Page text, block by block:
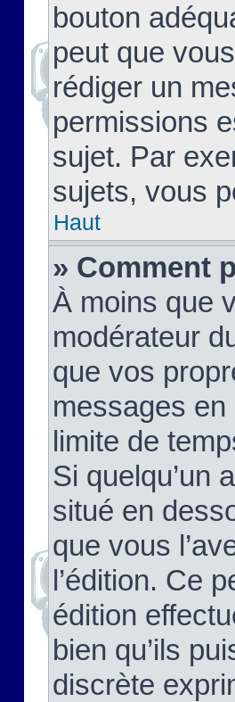
bouton
peut que
rédiger un
permissions
sujet. Par
sujets, vous
Haut
» Comment
À moins que
modérateur
que vos
messages
limite de
Si quelqu’un
situé en
que vous
l’édition. Ce
édition
bien qu’ils
discrète